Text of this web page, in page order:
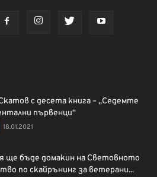
с десета книга – „Седемте
първенци“
18.01.2021
ще бъде домакин на Световното
по скайрънинг за ветерани...